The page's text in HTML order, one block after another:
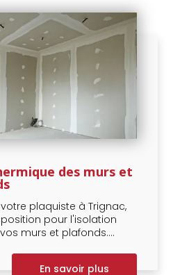
des murs et
votre plaquiste à Trignac,
pour l'isolation
murs et plafonds....
En savoir plus